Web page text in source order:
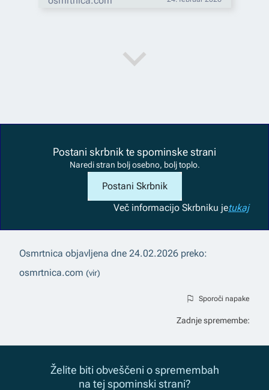
Postani skrbnik te spominske strani
Naredi stran bolj osebno, bolj toplo.
Postani Skrbnik
Več informacijo Skrbniku jetukaj
Osmrtnica objavljena dne 24.02.2026 preko:
osmrtnica.com (vir)
Sporoči napake
Zadnje spremembe:
Želite biti obveščeni o spremembah
na tej spominski strani?